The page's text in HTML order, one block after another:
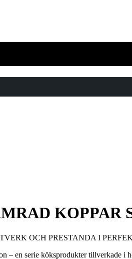
KOPPAR
OCH PRESTANDA I
en serie köksprodukter tillverkade i